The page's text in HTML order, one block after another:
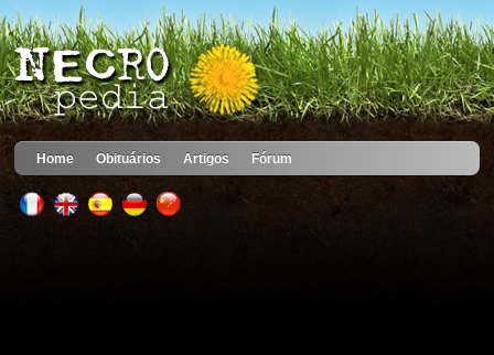
Home Obituários Artigos Fórum